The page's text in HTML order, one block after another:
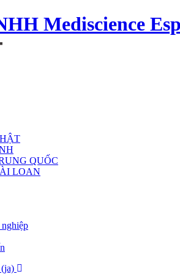
Mediscience
QUỐC
LOAN